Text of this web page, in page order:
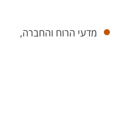
מדעי הרוח והחברה,